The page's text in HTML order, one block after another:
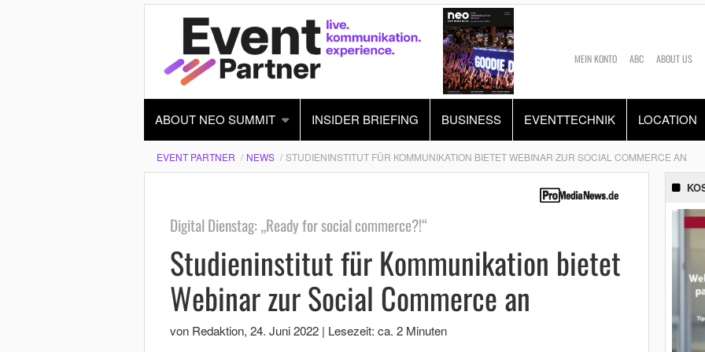
MEIN KONTO ABC ABOUT US
ABOUT NEO SUMMIT INSIDER BRIEFING BUSINESS EVENTTECHNIK LOCATION
EVENT PARTNER NEWS STUDIENINSTITUT FÜR KOMMUNIKATION BIETET WEBINAR ZUR SOCIAL COMMERCE AN
Digital Dienstag: „Ready for social commerce?!“
Studieninstitut für Kommunikation bietet
Webinar zur Social Commerce an
von Redaktion, 24. Juni 2022 | Lesezeit: ca. 2 Minuten